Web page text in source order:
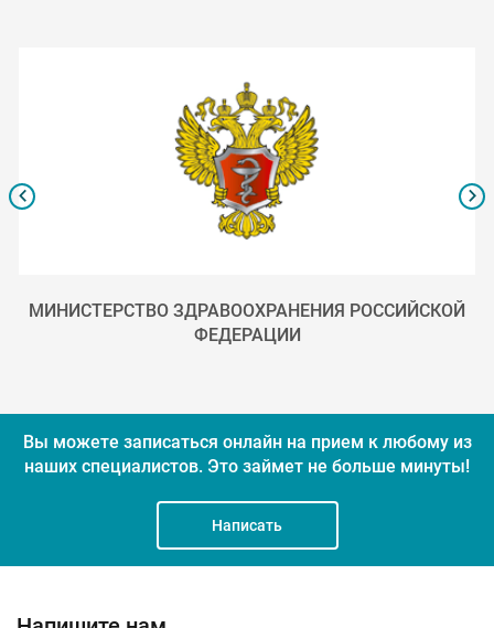
МИНИСТЕРСТВО ЗДРАВООХРАНЕНИЯ РОССИЙСКОЙ
ФЕДЕРАЦИИ
Вы можете записаться онлайн на прием к любому из
наших специалистов. Это займет не больше минуты!
Написать